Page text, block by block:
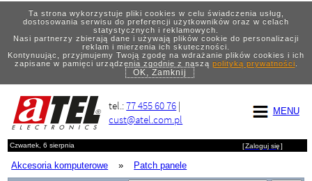
Ta strona wykorzystuje pliki cookies w celu świadczenia usług,
dostosowania serwisu do preferencji użytkowników oraz w celach
statystycznych i reklamowych.
Nasi partnerzy zbierają dane i używają plików cookie do personalizacji
reklam i mierzenia ich skuteczności.
Kontynuując, przyjmujemy Twoją zgodę na wdrażanie plików cookies i ich
zapisane w pamięci urządzenia zgodnie z naszą polityką prywatności.
OK, Zamknij
MENU
tel.:77 455 60 76 |
cust@atel.com.pl
Czwartek, 6 sierpnia [Zaloguj się]
Akcesoria komputerowe » Patch panele